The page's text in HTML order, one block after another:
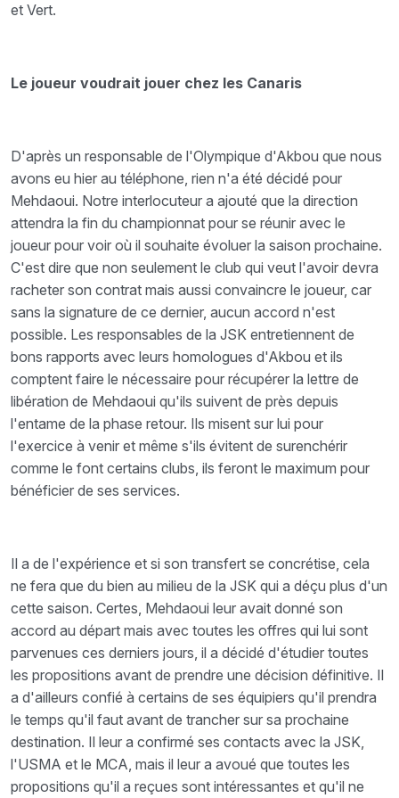
et Vert.
Le joueur voudrait jouer chez les Canaris
D'après un responsable de l'Olympique d'Akbou que nous
avons eu hier au téléphone, rien n'a été décidé pour
Mehdaoui. Notre interlocuteur a ajouté que la direction
attendra la fin du championnat pour se réunir avec le
joueur pour voir où il souhaite évoluer la saison prochaine.
C'est dire que non seulement le club qui veut l'avoir devra
racheter son contrat mais aussi convaincre le joueur, car
sans la signature de ce dernier, aucun accord n'est
possible. Les responsables de la JSK entretiennent de
bons rapports avec leurs homologues d'Akbou et ils
comptent faire le nécessaire pour récupérer la lettre de
libération de Mehdaoui qu'ils suivent de près depuis
l'entame de la phase retour. Ils misent sur lui pour
l'exercice à venir et même s'ils évitent de surenchérir
comme le font certains clubs, ils feront le maximum pour
bénéficier de ses services.
Il a de l'expérience et si son transfert se concrétise, cela
ne fera que du bien au milieu de la JSK qui a déçu plus d'un
cette saison. Certes, Mehdaoui leur avait donné son
accord au départ mais avec toutes les offres qui lui sont
parvenues ces derniers jours, il a décidé d'étudier toutes
les propositions avant de prendre une décision définitive. Il
a d'ailleurs confié à certains de ses équipiers qu'il prendra
le temps qu'il faut avant de trancher sur sa prochaine
destination. Il leur a confirmé ses contacts avec la JSK,
l'USMA et le MCA, mais il leur a avoué que toutes les
propositions qu'il a reçues sont intéressantes et qu'il ne